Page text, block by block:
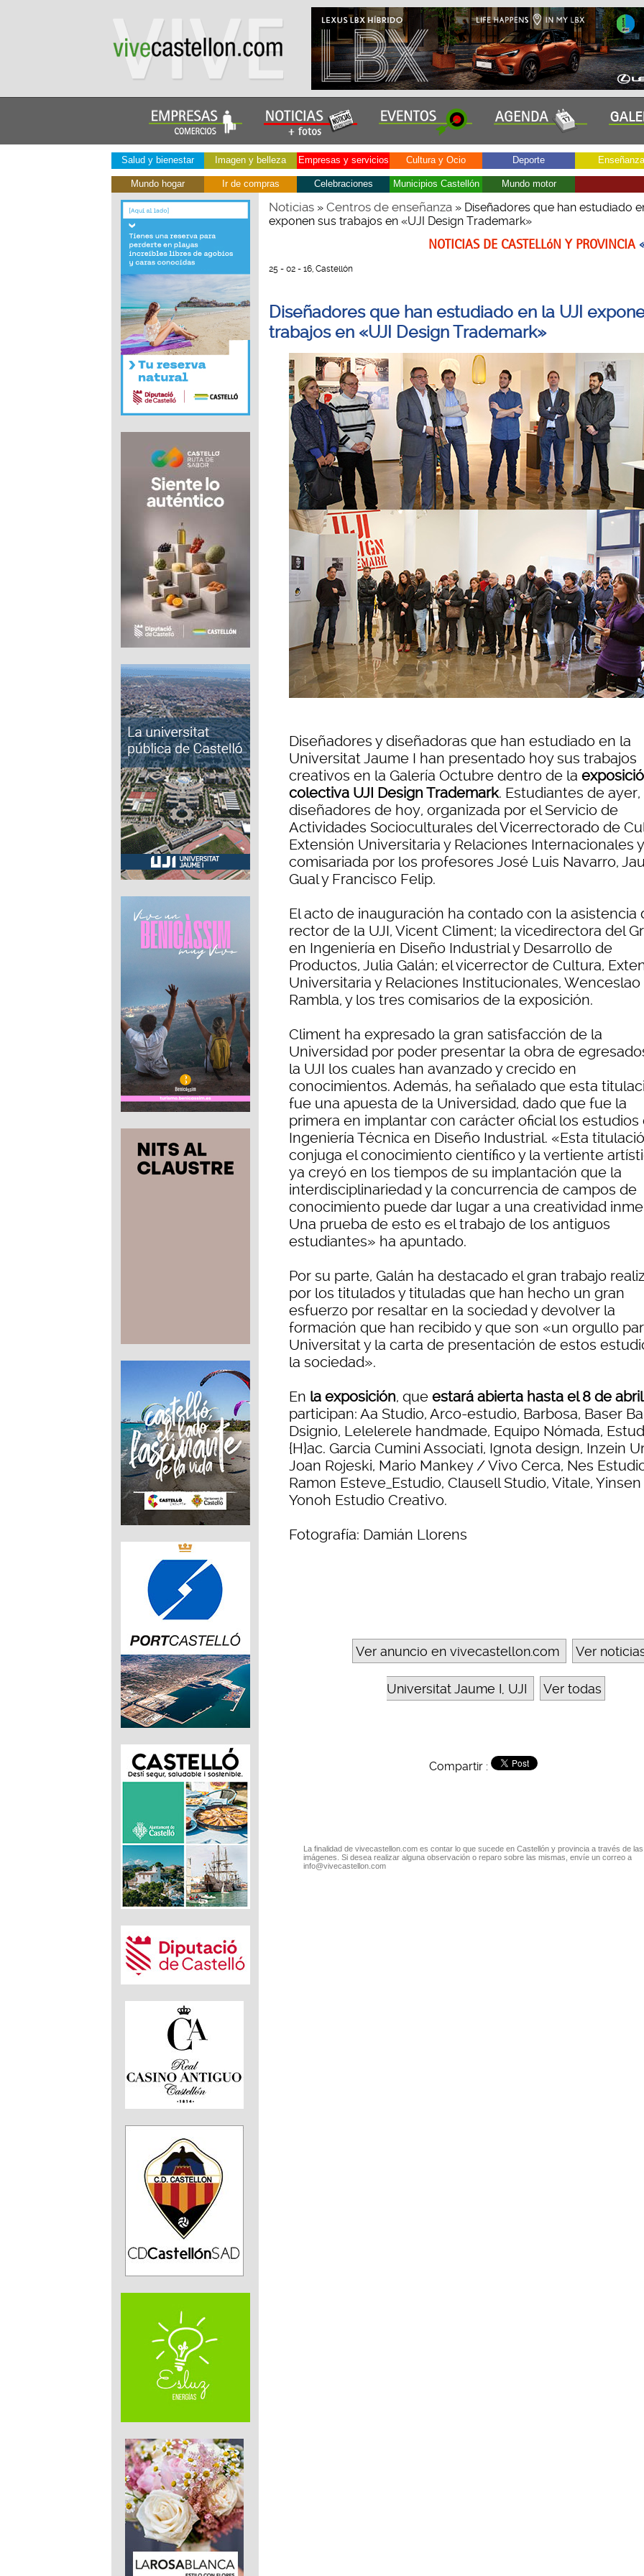
Salud y bienestar Imagen y belleza Empresas y servicios Cultura y Ocio Deporte Enseñanza
Mundo hogar Ir de compras Celebraciones Municipios Castellón Mundo motor
Noticias» Centros de enseñanza» Diseñadores que han estudiado
exponen sus trabajos en «UJI Design Trademark»
NOTICIAS DE CASTELLóN Y PROVINCIA
25 - 02 - 16, Castellón
Diseñadores que han estudiado en la UJI
trabajos en «UJI Design Trademark»
Diseñadores y diseñadoras que han estudiado en la
Universitat Jaume I han presentado hoy sus trabajos
creativos en la Galería Octubre dentro de la
colectiva UJI Design Trademark. Estudiantes de ayer,
diseñadores de hoy, organizada por el Servicio de
Actividades Socioculturales del Vicerrectorado de
Extensión Universitaria y Relaciones Internacionales y
comisariada por los profesores José Luis Navarro,
Gual y Francisco Felip.
El acto de inauguración ha contado con la asistencia
rector de la UJI, Vicent Climent; la vicedirectora del
en Ingeniería en Diseño Industrial y Desarrollo de
Productos, Julia Galán; el vicerrector de Cultura,
Universitaria y Relaciones Institucionales, Wenceslao
Rambla, y los tres comisarios de la exposición.
Climent ha expresado la gran satisfacción de la
Universidad por poder presentar la obra de
la UJI los cuales han avanzado y crecido en
conocimientos. Además, ha señalado que esta
fue una apuesta de la Universidad, dado que fue la
primera en implantar con carácter oficial los estudios
Ingeniería Técnica en Diseño Industrial. «Esta
conjuga el conocimiento científico y la vertiente
ya creyó en los tiempos de su implantación que la
interdisciplinariedad y la concurrencia de campos de
conocimiento puede dar lugar a una creatividad
Una prueba de esto es el trabajo de los antiguos
estudiantes» ha apuntado.
Por su parte, Galán ha destacado el gran trabajo
por los titulados y tituladas que han hecho un gran
esfuerzo por resaltar en la sociedad y devolver la
formación que han recibido y que son «un orgullo
Universitat y la carta de presentación de estos
la sociedad».
En la exposición, que estará abierta hasta el 8 de abril
participan: Aa Studio, Arco-estudio, Barbosa, Baser
Dsignio, Lelelerele handmade, Equipo Nómada, Estud
{H}ac. Garcia Cumini Associati, Ignota design, Inzein
Joan Rojeski, Mario Mankey / Vivo Cerca, Nes
Ramon Esteve_Estudio, Clausell Studio, Vitale, Yinsen
Yonoh Estudio Creativo.
Fotografía: Damián Llorens
Ver anuncio en vivecastellon.com Ver
Universitat Jaume I, UJI Ver todas
Compartir :
La finalidad de vivecastellon.com es contar lo que sucede en Castellón y provincia a través de las
imágenes. Si desea realizar alguna observación o reparo sobre las mismas, envíe un correo a
info@vivecastellon.com